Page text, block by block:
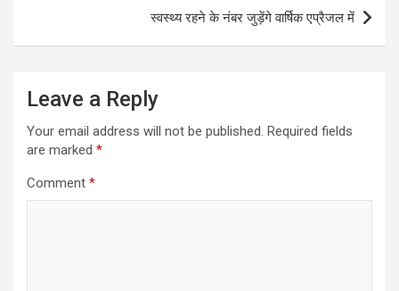
स्वस्थ्य रहने के नंबर जुड़ेंगे वार्षिक एप्रैजल में
Leave a Reply
Your email address will not be published. Required fields
are marked *
Comment *